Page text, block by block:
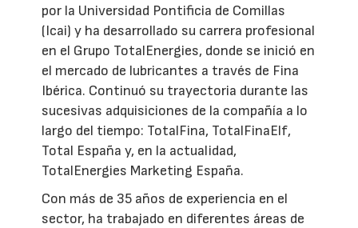
por la Universidad Pontificia de Comillas
(Icai) y ha desarrollado su carrera profesional
en el Grupo TotalEnergies, donde se inició en
el mercado de lubricantes a través de Fina
Ibérica. Continuó su trayectoria durante las
sucesivas adquisiciones de la compañía a lo
largo del tiempo: TotalFina, TotalFinaElf,
Total España y, en la actualidad,
TotalEnergies Marketing España.
Con más de 35 años de experiencia en el
sector, ha trabajado en diferentes áreas de